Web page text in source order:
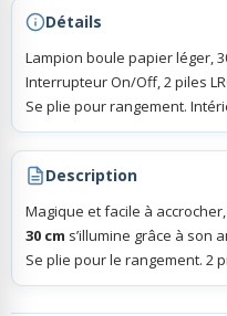
Détails
Lampion boule papier léger,
Interrupteur On/Off, 2 piles
Se plie pour rangement.
Description
Magique et facile à
30 cm s’illumine grâce à son
Se plie pour le rangement. 2